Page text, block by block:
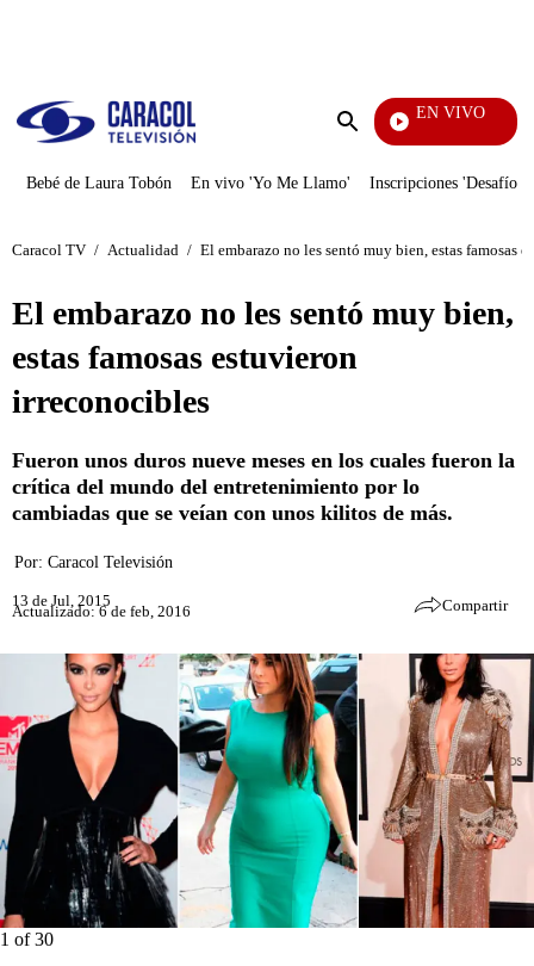
Enviar
EN VIVO
Ciudad Lejana
Bebé de Laura Tobón En vivo 'Yo Me Llamo' Inscripciones 'Desafío'
Caracol TV / Actualidad / El embarazo no les sentó muy bien, estas famosas
El embarazo no les sentó muy bien,
estas famosas estuvieron
irreconocibles
Fueron unos duros nueve meses en los cuales fueron la
crítica del mundo del entretenimiento por lo
cambiadas que se veían con unos kilitos de más.
Por: Caracol Televisión
13 de Jul, 2015
Actualizado: 6 de feb, 2016 Compartir
1 of30